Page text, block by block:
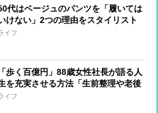
代はベージュのパンツを「履いては
けない」2つの理由をスタイリスト
解説
イフ
「歩く百億円」88歳女性社長が語る人
を充実させる方法「生前整理や老後
理には賛成できない」理由
イフ